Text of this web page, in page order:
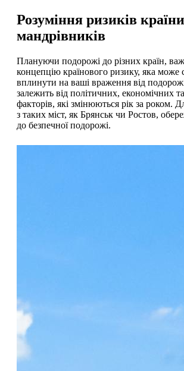
Розуміння ризиків
мандрівників
Плануючи подорожі до різних країн,
концепцію країнового ризику, яка може
вплинути на ваші враження від
залежить від політичних, економічних
факторів, які змінюються рік за роком.
з таких міст, як Брянськ чи Ростов,
до безпечної подорожі.